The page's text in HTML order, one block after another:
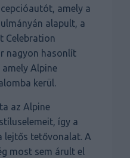
amely a
alapult, a
Celebration
nagyon hasonlít
Alpine
kerül.
az Alpine
így a
lejtős tetővonalat. A
most sem árult el